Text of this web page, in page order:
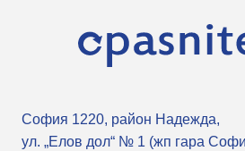
София 1220, район Надежда,
ул. „Елов дол“ № 1 (жп гара